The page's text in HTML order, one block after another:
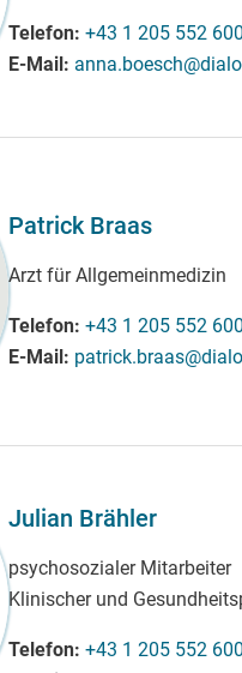
Telefon +43 1 205 552 600
E-Mail
Patrick Braas
Arzt für Allgemeinmedizin
Telefon +43 1 205 552 600
E-Mail
Julian Brähler
psychosozialer Mitarbeiter
Klinischer und
Telefon +43 1 205 552 600